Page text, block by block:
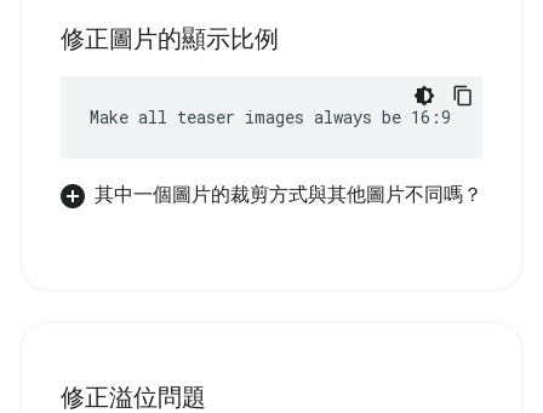
修正圖片的顯示比例
Make all teaser images always be 16:9
其中一個圖片的裁剪方式與其他圖片不同嗎？
修正溢位問題